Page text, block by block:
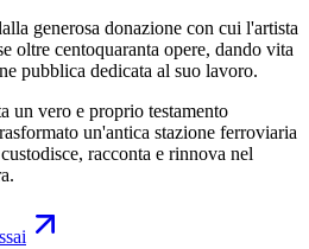
generosa donazione con cui l'artista
oltre centoquaranta opere, dando vita
pubblica dedicata al suo lavoro.
un vero e proprio testamento
un'antica stazione ferroviaria
racconta e rinnova nel